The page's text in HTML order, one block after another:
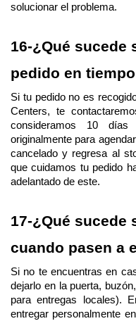
solucionar el problema.
16-¿Qué sucede
pedido en
Si tu pedido no es
Centers, te
consideramos 10
originalmente para
cancelado y regresa al
que cuidamos tu pedido
adelantado de este.
17-¿Qué sucede
cuando pasen a
Si no te encuentras en
dejarlo en la puerta,
para entregas locales).
entregar personalmente